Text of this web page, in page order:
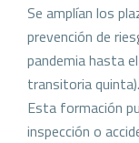
Se amplían los
prevención de
pandemia hasta
transitoria quinta).
Esta formación
inspección o